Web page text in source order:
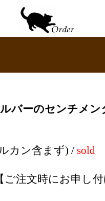
バーのセンチメン
カン含まず) / sold
ご注文時にお申し